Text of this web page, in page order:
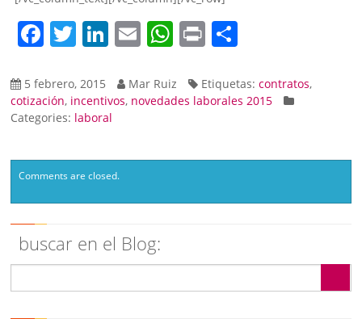
Facebook
Twitter
LinkedIn
EmailWhatsApp
Print
5 febrero, 2015 Mar Ruiz Etiquetas:contratos,
cotización, incentivos, novedades laborales 2015
Categories: laboral
Comments are closed.
buscar en el Blog: